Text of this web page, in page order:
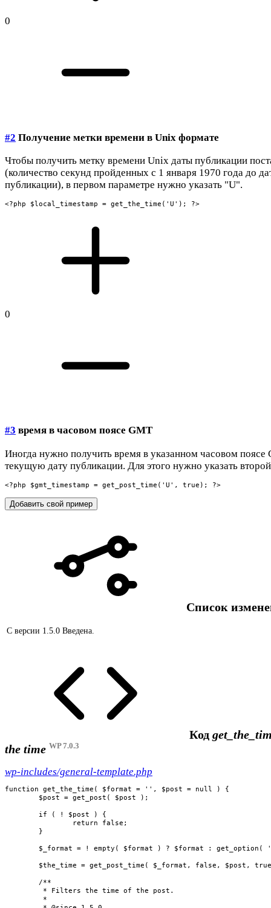
0
#2 Получение метки времени в Unix формате
Чтобы получить метку времени Unix даты публикации
(количество секунд пройденных с 1 января 1970 года до
публикации), в первом параметре нужно указать "U".
<?php $local_timestamp = get_the_time('U'); ?>
0
#3 время в часовом поясе GMT
Иногда нужно получить время в указанном часовом поясе
текущую дату публикации. Для этого нужно указать
<?php $gmt_timestamp = get_post_time('U', true); ?>
Добавить свой пример
Список
С версии 1.5.0 Введена.
Код
the time WP 7.0.3
wp-includes/general-template.php
function get_the_time( $format = '', $post = null ) {